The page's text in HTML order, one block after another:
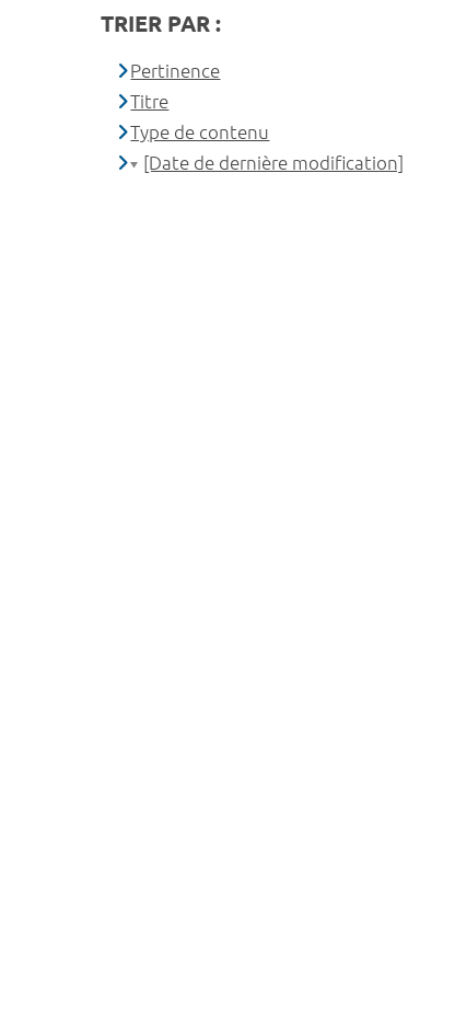
TRIER PAR :
Pertinence
Titre
Type de contenu
[Date de dernière modification]